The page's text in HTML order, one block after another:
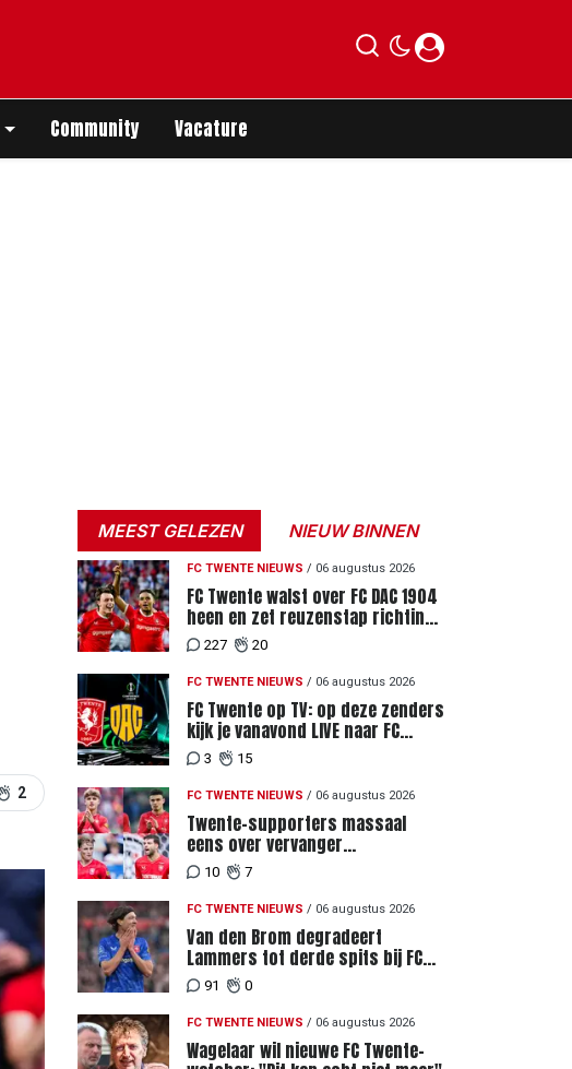
Community Vacature
2
MEEST GELEZEN NIEUW BINNEN
FC TWENTE NIEUWS / 06 augustus 2026
FC Twente walst over FC DAC 1904
heen en zet reuzenstap richting
de play-offs
227 20
FC TWENTE NIEUWS / 06 augustus 2026
FC Twente op TV: op deze zenders
kijk je vanavond LIVE naar FC
Twente - FC DAC 04
3 15
FC TWENTE NIEUWS / 06 augustus 2026
Twente-supporters massaal
eens over vervanger
geblesseerde Lemkin tegen FC
DAC 04
10 7
FC TWENTE NIEUWS / 06 augustus 2026
Van den Brom degradeert
Lammers tot derde spits bij FC
Twente
91 0
FC TWENTE NIEUWS / 06 augustus 2026
Wagelaar wil nieuwe FC Twente-